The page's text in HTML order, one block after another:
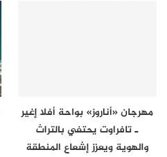
مهرجان «أناروز» بواحة أفلا إغير
ـ تافراوت يحتفي بالتراث
والهوية ويعزز إشعاع المنطقة